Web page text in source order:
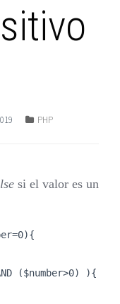
PHP
si el valor es un